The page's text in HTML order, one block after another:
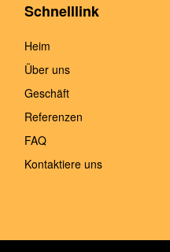
Schnelllink
Heim
Über uns
Geschäft
Referenzen
FAQ
Kontaktiere uns